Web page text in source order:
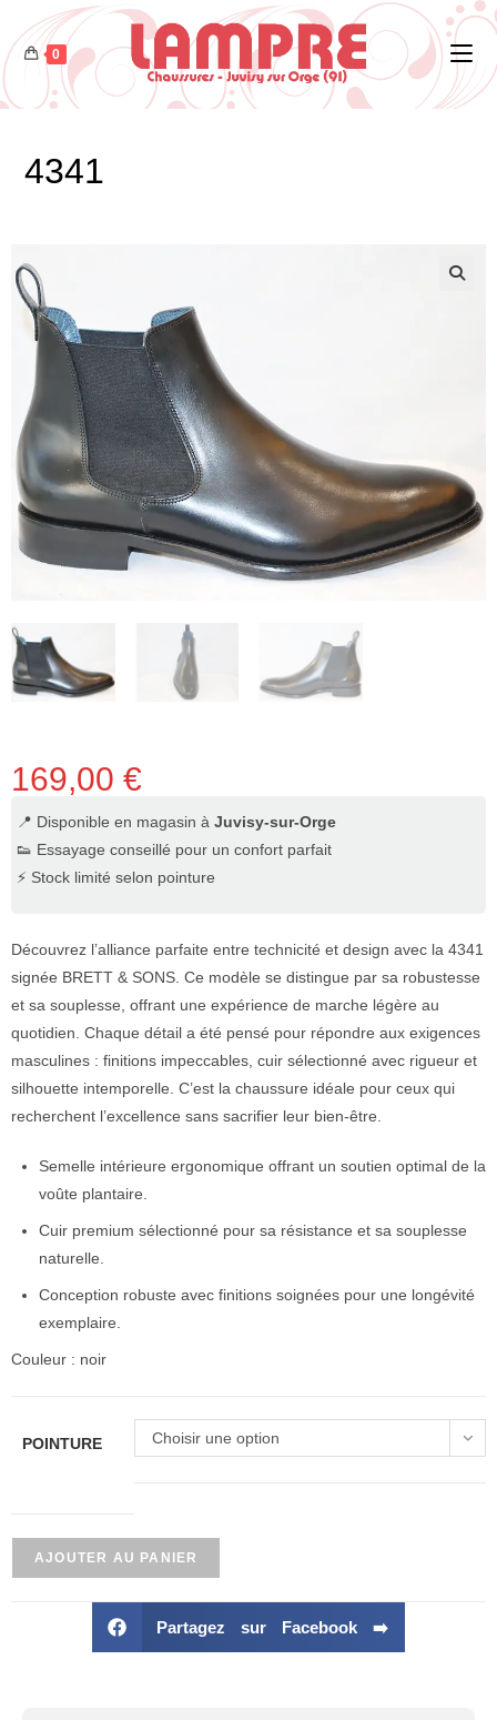
0
4341
169,00 €
📍 Disponible en magasin à Juvisy-sur-Orge
👟 Essayage conseillé pour un confort parfait
⚡ Stock limité selon pointure
Découvrez l’alliance parfaite entre technicité et design avec la 4341
signée BRETT & SONS. Ce modèle se distingue par sa robustesse
et sa souplesse, offrant une expérience de marche légère au
quotidien. Chaque détail a été pensé pour répondre aux exigences
masculines : finitions impeccables, cuir sélectionné avec rigueur et
silhouette intemporelle. C’est la chaussure idéale pour ceux qui
recherchent l’excellence sans sacrifier leur bien-être.
Semelle intérieure ergonomique offrant un soutien optimal de la
voûte plantaire.
Cuir premium sélectionné pour sa résistance et sa souplesse
naturelle.
Conception robuste avec finitions soignées pour une longévité
exemplaire.
Couleur : noir
POINTURE Choisir une option
AJOUTER AU PANIER
Partagez sur Facebook ➡️